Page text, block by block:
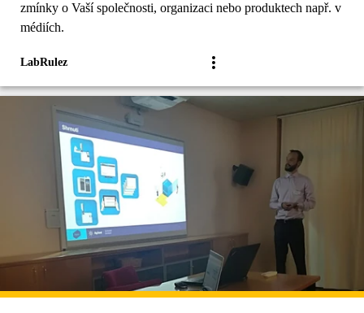
zmínky o Vaší společnosti, organizaci nebo produktech např. v
médiích.
LabRulez